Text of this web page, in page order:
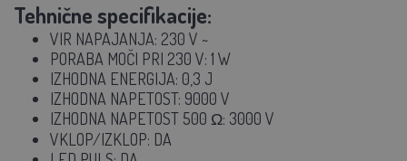
Tehnične specifikacije:
VIR NAPAJANJA: 230 V ~
PORABA MOČI PRI 230 V: 1 W
IZHODNA ENERGIJA: 0,3 J
IZHODNA NAPETOST: 9000 V
IZHODNA NAPETOST 500 Ω: 3000 V
VKLOP/IZKLOP: DA